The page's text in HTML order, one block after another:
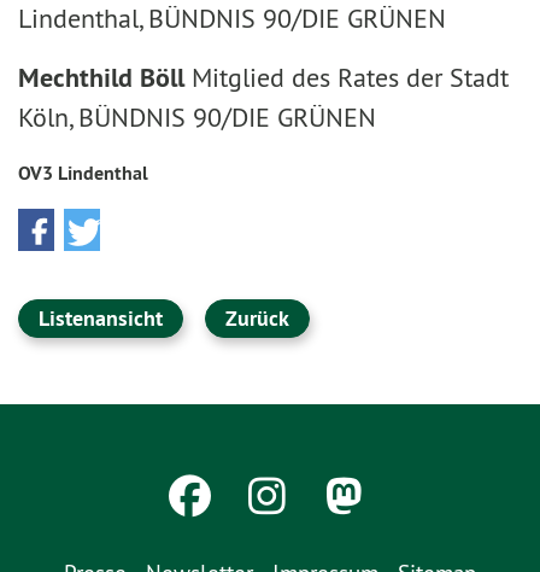
Lindenthal, BÜNDNIS 90/DIE GRÜNEN
Mechthild Böll Mitglied des Rates der Stadt
Köln, BÜNDNIS 90/DIE GRÜNEN
OV3 Lindenthal
Listenansicht Zurück